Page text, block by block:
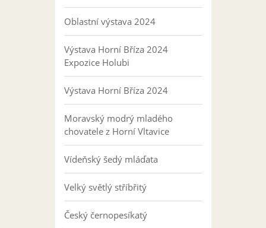
Oblastní výstava 2024
Výstava Horní Bříza 2024
Expozice Holubi
Výstava Horní Bříza 2024
Moravský modrý mladého
chovatele z Horní Vltavice
Vídeňský šedý mláďata
Velký světlý stříbřitý
Český černopesíkatý